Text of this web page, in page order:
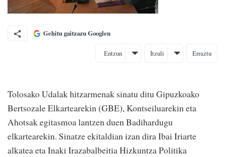
Gehitu gaitzazu Googlen
Entzun Itzuli Erraztu
Tolosako Udalak hitzarmenak sinatu ditu Gipuzkoako
Bertsozale Elkartearekin (GBE), Kontseiluarekin eta
Ahotsak egitasmoa lantzen duen Badihardugu
elkartearekin. Sinatze ekitaldian izan dira Ibai Iriarte
alkatea eta Inaki Irazabalbeitia Hizkuntza Politika